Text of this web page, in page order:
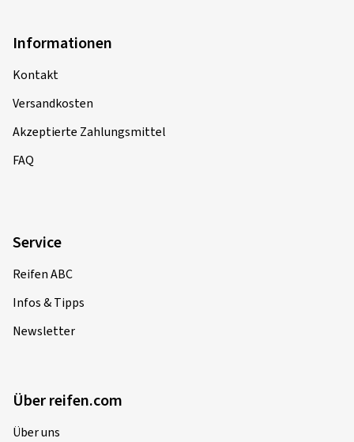
Informationen
Kontakt
Versandkosten
Akzeptierte Zahlungsmittel
FAQ
Service
Reifen ABC
Infos & Tipps
Newsletter
Über reifen.com
Über uns